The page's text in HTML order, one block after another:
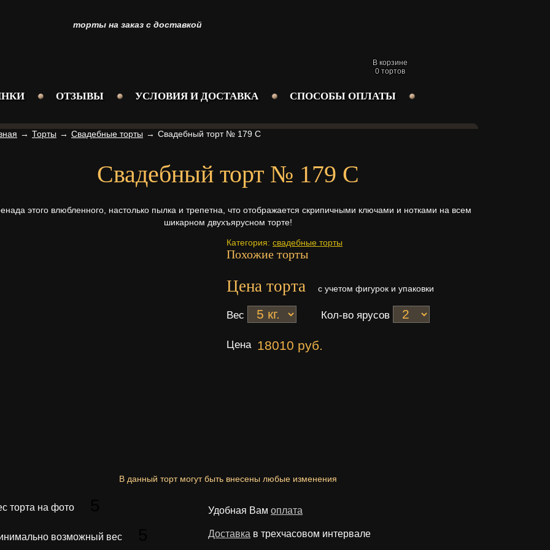
торты на заказ с доставкой
В корзине
0 тортов
ОТЗЫВЫ УСЛОВИЯ И ДОСТАВКА СПОСОБЫ ОПЛАТЫ
→ Торты → Свадебные торты → Свадебный торт № 179 С
Свадебный торт № 179 С
этого влюбленного, настолько пылка и трепетна, что отображается скрипичными ключами и нотками на всем
шикарном двухъярусном торте!
Категория: свадебные торты
Похожие торты
Цена торта с учетом фигурок и упаковки
Вес Кол-во ярусов
Цена 18010 руб.
В данный торт могут быть внесены любые изменения
торта на фото
возможный вес
Удобная Вам оплата
Доставка в трехчасовом интервале